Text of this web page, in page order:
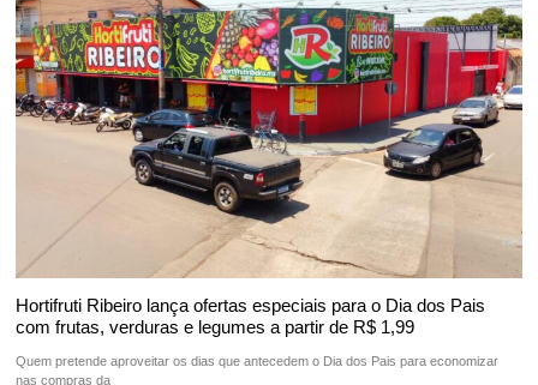
Hortifruti Ribeiro lança ofertas especiais para o Dia dos Pais
com frutas, verduras e legumes a partir de R$ 1,99
Quem pretende aproveitar os dias que antecedem o Dia dos Pais para economizar
nas compras da